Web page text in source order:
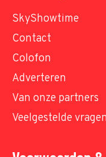
SkyShowtime
Contact
Colofon
Adverteren
Van onze partners
Veelgestelde vragen